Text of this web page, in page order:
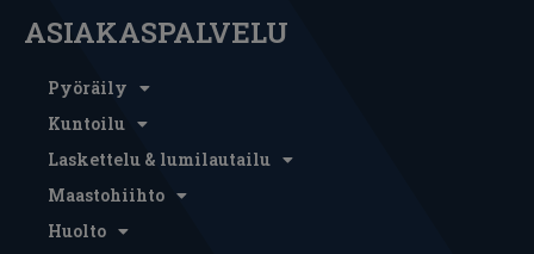
ASIAKASPALVELU
Pyöräily
Kuntoilu
Laskettelu & lumilautailu
Maastohiihto
Huolto